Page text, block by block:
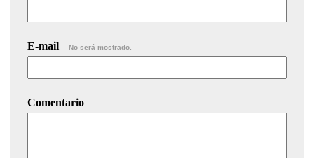
E-mail No será mostrado.
Comentario